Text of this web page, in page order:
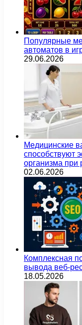
Популярные
автоматов в
29.06.2026
Медицинские
способствуют
организма
02.06.2026
Комплексная
вывода веб-
18.05.2026